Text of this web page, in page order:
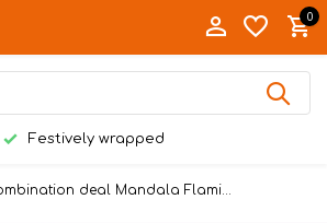
0
Festively wrapped
deal Mandala Flami...